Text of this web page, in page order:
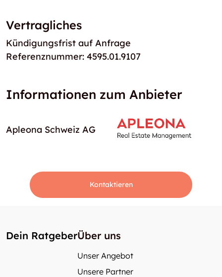
Vertragliches
Kündigungsfrist auf Anfrage
Referenznummer: 4595.01.9107
Informationen zum Anbieter
Apleona Schweiz AG
Kontaktieren
Dein RatgeberÜber uns
Unser Angebot
Unsere Partner